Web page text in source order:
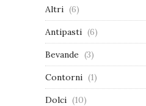
Altri (6)
Antipasti (6)
Bevande (3)
Contorni (1)
Dolci (10)